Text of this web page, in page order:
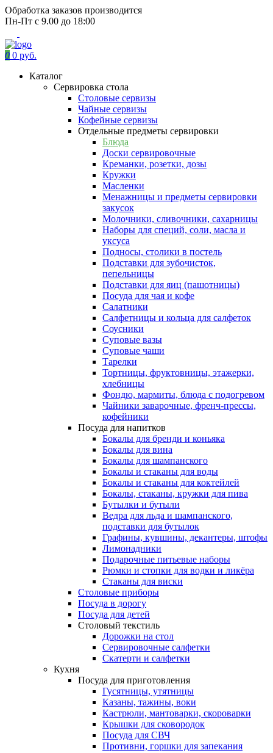
Обработка заказов производится
Пн-Пт с 9.00 до 18:00
0 0 руб.
Каталог
Сервировка стола
Столовые сервизы
Чайные сервизы
Кофейные сервизы
Отдельные предметы сервировки
Блюда
Доски сервировочные
Креманки, розетки, дозы
Кружки
Масленки
Менажницы и предметы сервировки
закусок
Молочники, сливочники, сахарницы
Наборы для специй, соли, масла и
уксуса
Подносы, столики в постель
Подставки для зубочисток,
пепельницы
Подставки для яиц (пашотницы)
Посуда для чая и кофе
Салатники
Салфетницы и кольца для салфеток
Соусники
Суповые вазы
Суповые чаши
Тарелки
Тортницы, фруктовницы, этажерки,
хлебницы
Фондю, мармиты, блюда с подогревом
Чайники заварочные, френч-прессы,
кофейники
Посуда для напитков
Бокалы для бренди и коньяка
Бокалы для вина
Бокалы для шампанского
Бокалы и стаканы для воды
Бокалы и стаканы для коктейлей
Бокалы, стаканы, кружки для пива
Бутылки и бутыли
Ведра для льда и шампанского,
подставки для бутылок
Графины, кувшины, декантеры, штофы
Лимонадники
Подарочные питьевые наборы
Рюмки и стопки для водки и ликёра
Стаканы для виски
Столовые приборы
Посуда в дорогу
Посуда для детей
Столовый текстиль
Дорожки на стол
Сервировочные салфетки
Скатерти и салфетки
Кухня
Посуда для приготовления
Гусятницы, утятницы
Казаны, тажины, воки
Кастрюли, мантоварки, скороварки
Крышки для сковородок
Посуда для СВЧ
Противни, горшки для запекания